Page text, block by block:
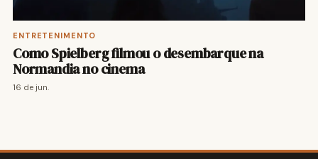
ENTRETENIMENTO
Como Spielberg filmou o desembarque na
Normandia no cinema
16 de jun.